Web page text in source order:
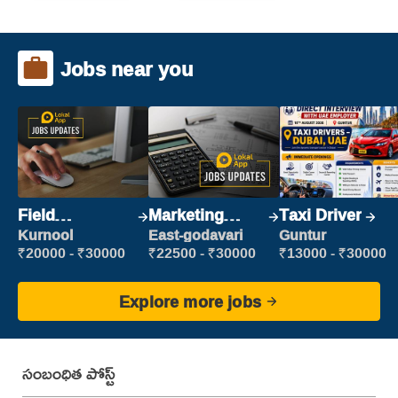
Jobs near you
Field
Marketing
Executive
Kurnool
₹20000 - ₹30000
Marketing
Executive
East-godavari
₹22500 - ₹30000
Taxi Driver
Guntur
₹13000 - ₹30000
Explore more jobs
సంబంధిత పోస్ట్